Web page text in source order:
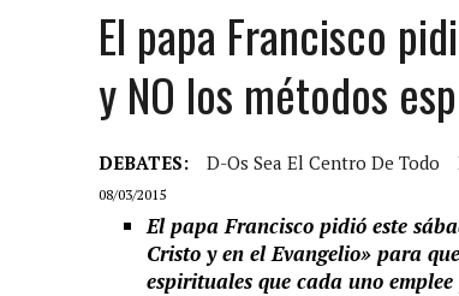
El papa Francisco
y NO los métodos
DEBATES: D-Os Sea El Centro De Todo
08/03/2015
El papa Francisco pidió este
Cristo y en el Evangelio» para
espirituales que cada uno